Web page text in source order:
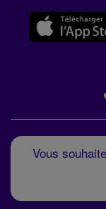
Vous